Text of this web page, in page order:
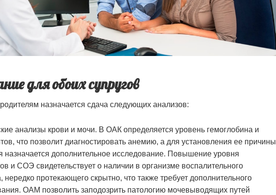
для обоих супругов
назначается сдача следующих анализов:
анализы крови и мочи. В ОАК определяется уровень гемоглобина и
что позволит диагностировать анемию, а для установления ее причины
назначается дополнительное исследование. Повышение уровня
и СОЭ свидетельствует о наличии в организме воспалительного
нередко протекающего скрытно, что также требует дополнительного
ОАМ позволить заподозрить патологию мочевыводящих путей